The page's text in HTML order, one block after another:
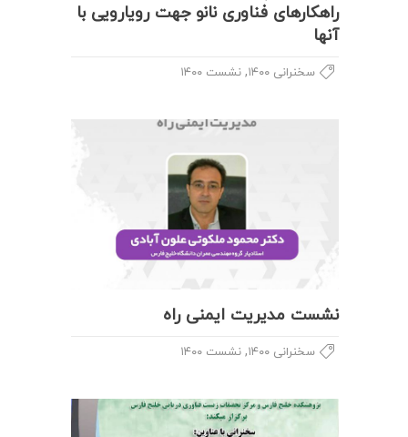
راهکارهای فناوری نانو جهت رویارویی با
آنها
سخنرانی ۱۴۰۰ , نشست ۱۴۰۰
نشست مدیریت ایمنی راه
سخنرانی ۱۴۰۰ , نشست ۱۴۰۰